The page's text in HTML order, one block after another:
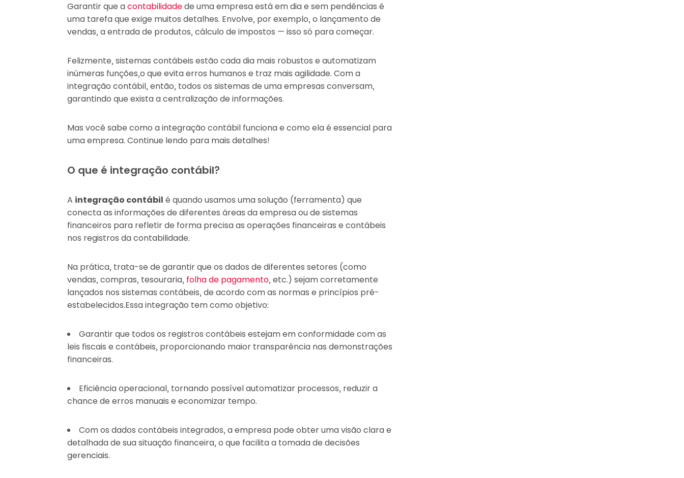
Garantir que acontabilidadede uma empresa está em dia e sem pendências é
uma tarefa que exige muitos detalhes. Envolve, por exemplo, o lançamento de
vendas, a entrada de produtos, cálculo de impostos — isso só para começar.
Felizmente, sistemas contábeis estão cada dia mais robustos e automatizam
inúmeras funções,o que evita erros humanos e traz mais agilidade. Com a
integração contábil, então, todos os sistemas de uma empresas conversam,
garantindo que exista a centralização de informações.
Mas você sabe como a integração contábil funciona e como ela é essencial para
uma empresa. Continue lendo para mais detalhes!
O que é integração contábil?
A integração contábil é quando usamos uma solução (ferramenta) que
conecta as informações de diferentes áreas da empresa ou de sistemas
financeiros para refletir de forma precisa as operações financeiras e contábeis
nos registros da contabilidade.
Na prática, trata-se de garantir que os dados de diferentes setores (como
vendas, compras, tesouraria, folha de pagamento, etc.) sejam corretamente
lançados nos sistemas contábeis, de acordo com as normas e princípios pré-
estabelecidos.Essa integração tem como objetivo:
Garantir que todos os registros contábeis estejam em conformidade com as
leis fiscais e contábeis, proporcionando maior transparência nas demonstrações
financeiras.
Eficiência operacional, tornando possível automatizar processos, reduzir a
chance de erros manuais e economizar tempo.
Com os dados contábeis integrados, a empresa pode obter uma visão clara e
detalhada de sua situação financeira, o que facilita a tomada de decisões
gerenciais.